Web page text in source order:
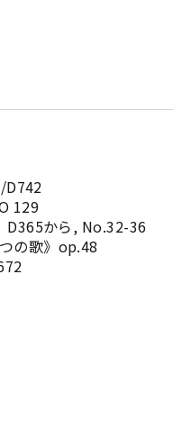
D742
129
D365から, No.32-36
の歌》op.48